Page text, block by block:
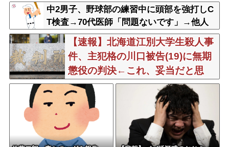
中2男子、野球部の練習中に頭部を強打しC
T検査→70代医師「問題ないです」→他人
のCT画像で中学生死亡
【速報】北海道江別大学生殺人事
件、主犯格の川口被告(19)に無期
懲役の判決←これ、妥当だと思
う？？？？？？